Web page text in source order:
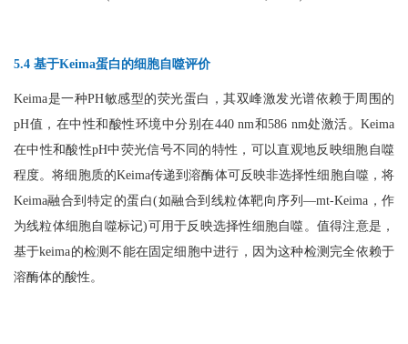
5.4 基于Keima蛋白的细胞自噬评价
Keima是一种PH敏感型的荧光蛋白，其双峰激发光谱依赖于周围的
pH值，在中性和酸性环境中分别在440 nm和586 nm处激活。Keima
在中性和酸性pH中荧光信号不同的特性，可以直观地反映细胞自噬
程度。将细胞质的Keima传递到溶酶体可反映非选择性细胞自噬，将
Keima融合到特定的蛋白(如融合到线粒体靶向序列—mt-Keima，作
为线粒体细胞自噬标记)可用于反映选择性细胞自噬。值得注意是，
基于keima的检测不能在固定细胞中进行，因为这种检测完全依赖于
溶酶体的酸性。